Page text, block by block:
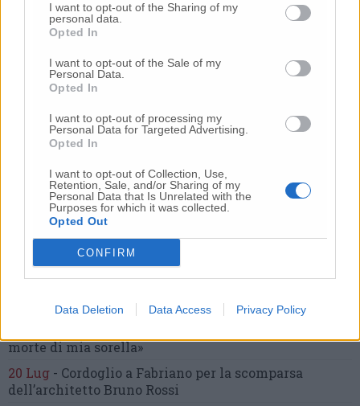
I want to opt-out of the Sharing of my
personal data.
Opted In
I want to opt-out of the Sale of my
Personal Data.
Opted In
I want to opt-out of processing my
Personal Data for Targeted Advertising.
Opted In
I want to opt-out of Collection, Use,
Retention, Sale, and/or Sharing of my
Personal Data that Is Unrelated with the
Purposes for which it was collected.
Opted Out
CONFIRM
Data Deletion Data Access Privacy Policy
-Femminicidio a Loreto.
Donna uccisa a
coltellate.Fermato il compagno: “L’ho ammazzata”
(Foto-Video)
26 Lug-Scontro tra auto e moto a Numana:
24 Lug-Maltrattamenti all’asilo, parla il sindaco:
«Notifica arrivata in mattinata,
-Fermato col taser,muore in ospedale dopo un
inseguimento.Indagini in corso per accertare le
16 Lug
Tragedia a Marzocca,
da un treno(Foto)
-«Le urla e il pianto di mia madre al telefono:
morte di mia sorella»
20 Lug - Cordoglio a Fabriano per la scomparsa
dell’architetto Bruno Rossi